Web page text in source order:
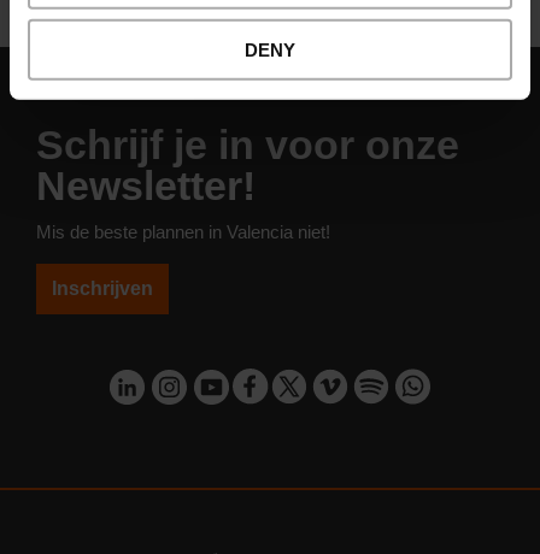
DENY
Schrijf je in voor onze
Newsletter!
Mis de beste plannen in Valencia niet!
Inschrijven